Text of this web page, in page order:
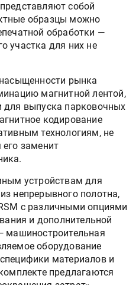
собой
образцы можно
обработки —
участка для них не
рынка
магнитной лентой,
для выпуска парковочных
кодирование
технологиям, не
заменит
устройствам для
непрерывного полотна,
с различными опциями
и дополнительной
машиностроительная
оборудование
материалов и
предлагаются